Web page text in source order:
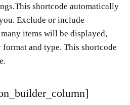
shortcode automatically
Exclude or include
items will be displayed,
and type. This shortcode